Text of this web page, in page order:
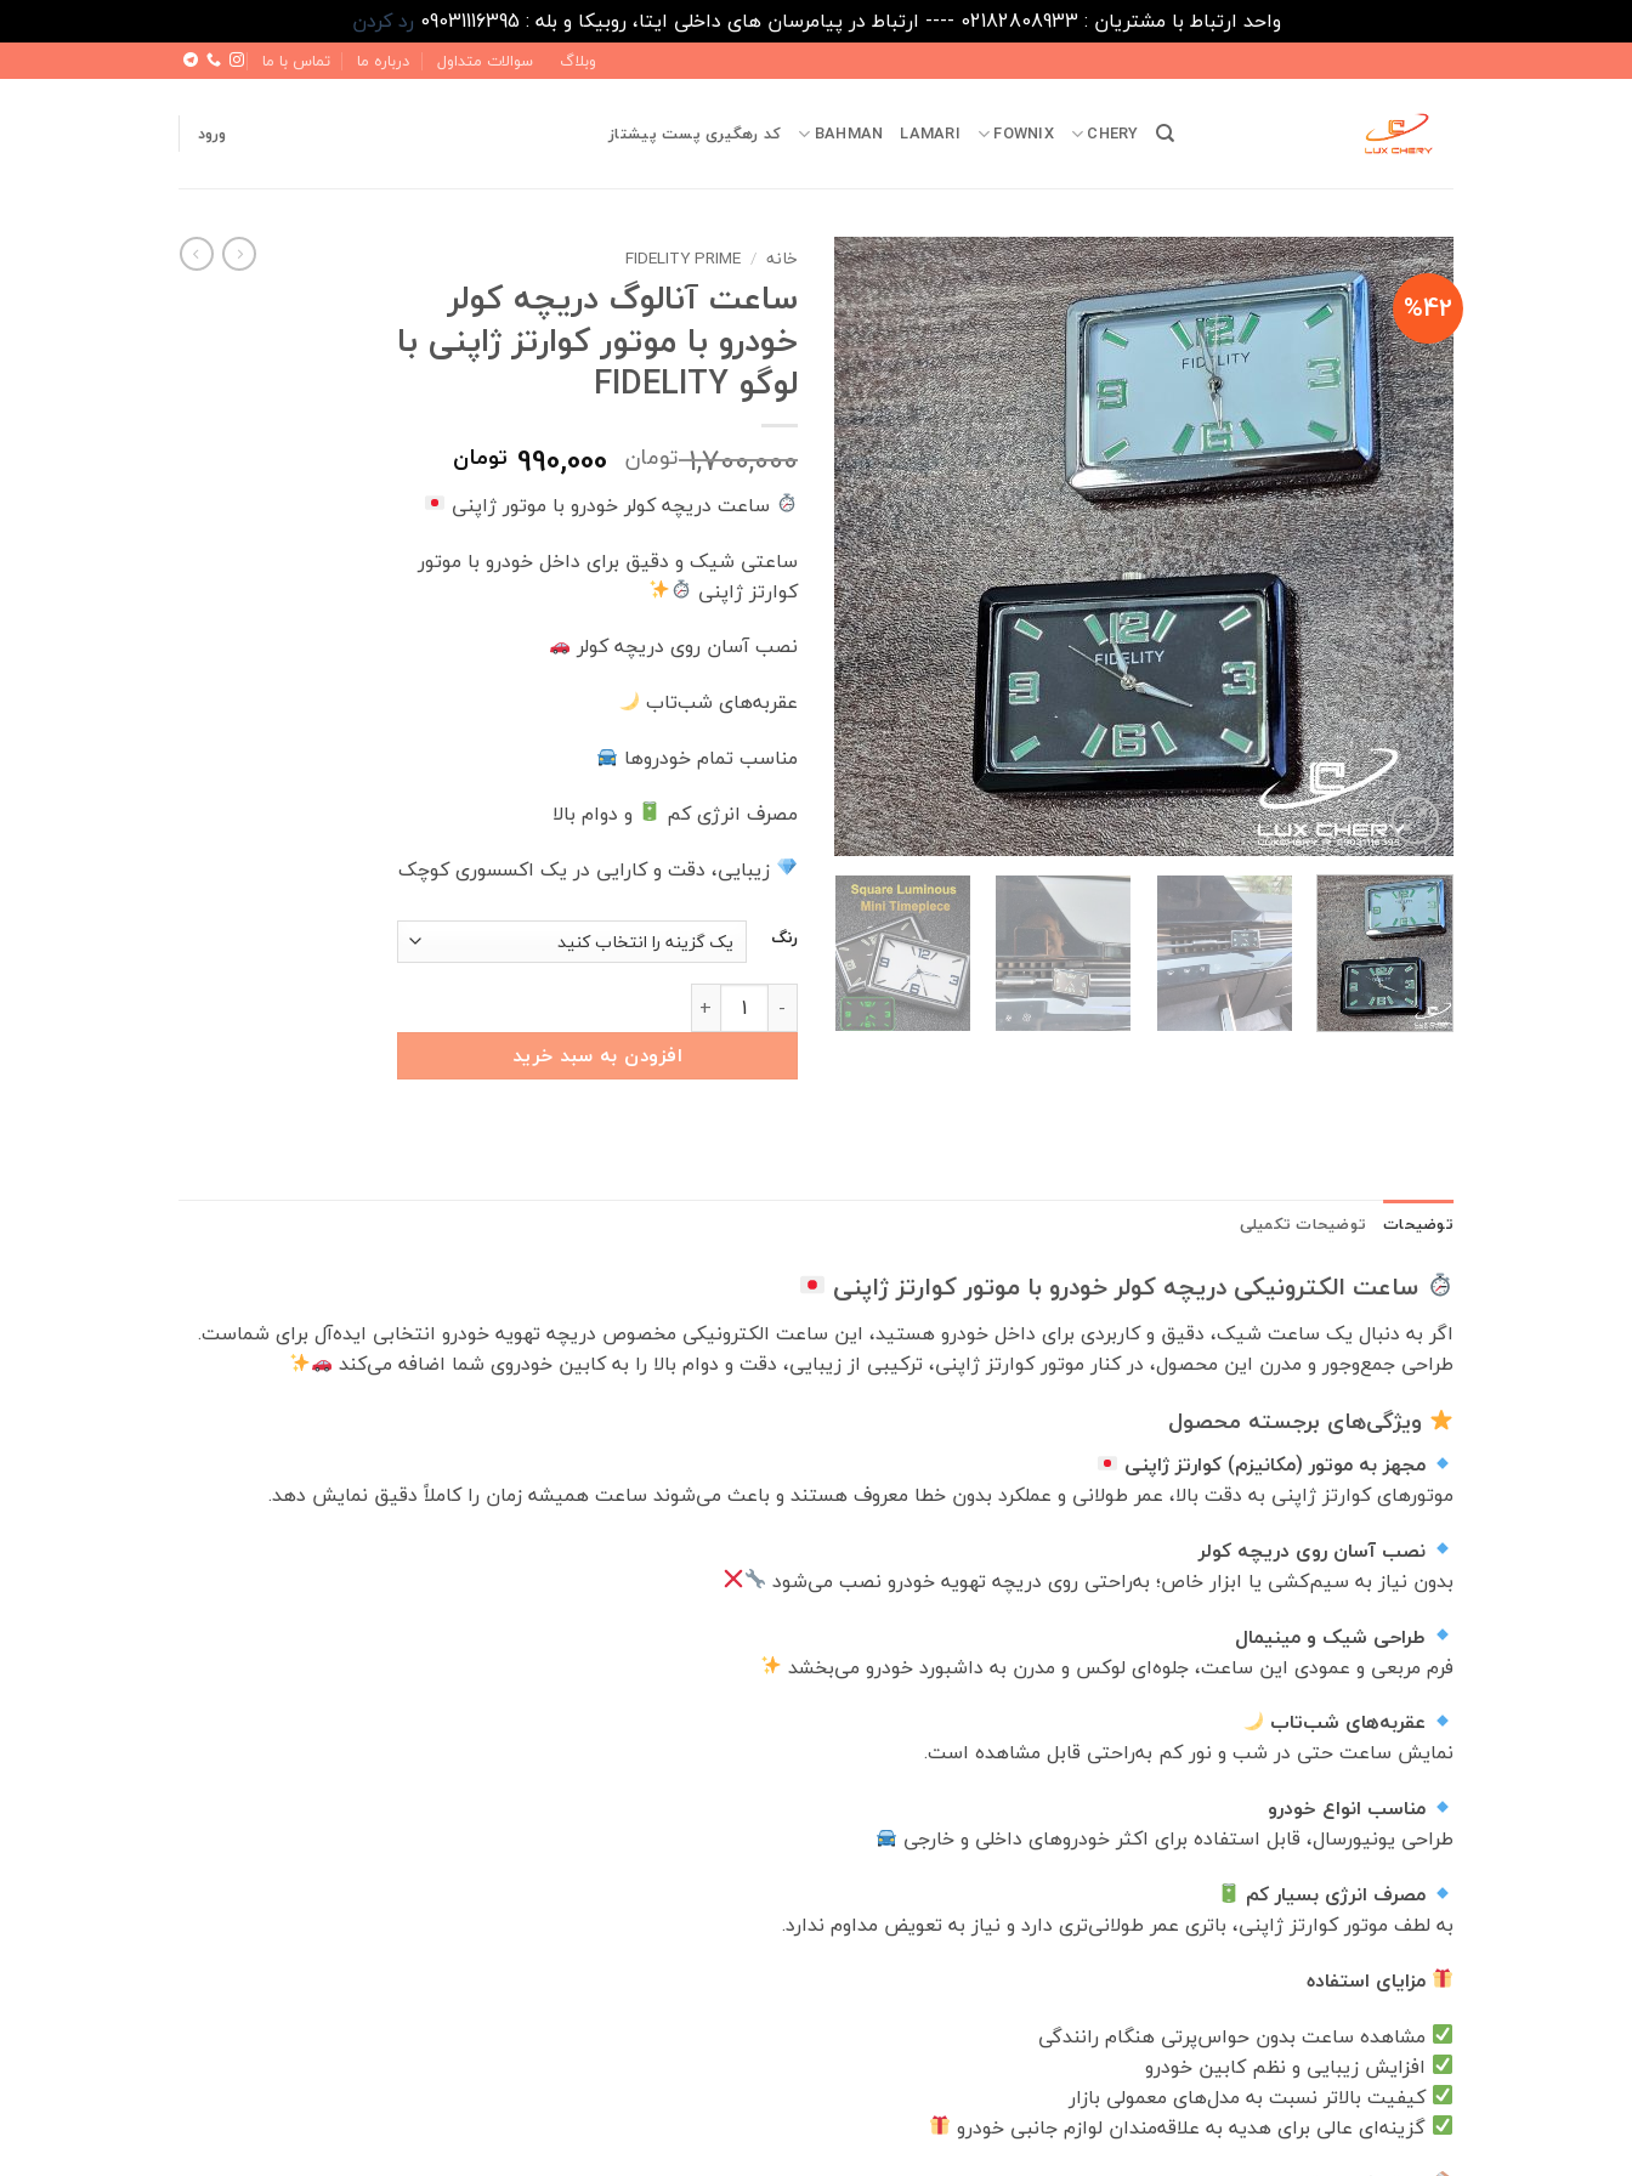
واحد ارتباط با مشتریان : 02182808933 ---- ارتباط در پیامرسان های داخلی ایتا، روبیکا و بله : 09031116395
رد کردن
to
وبلاگ سوالات متداول درباره ما تماس با ما
CHERY
FOWNIX
LAMARI
BAHMAN کد رهگیری پست پیشتاز ورود
%42
خانه /
FIDELITY PRIME
ساعت آنالوگ دریچه کولر
خودرو با موتور کوارتز ژاپنی با
لوگو FIDELITY
1,700,000 تومان قیمت
اصلی
1,700,000 تومان
بود.
990,000 تومان
فعلی
است.
ساعت دریچه کولر خودرو با موتور ژاپنی
ساعتی شیک و دقیق برای داخل خودرو با موتور
کوارتز ژاپنی
نصب آسان روی دریچه کولر
عقربه‌های شب‌تاب
مناسب تمام خودروها
مصرف انرژی کم
و دوام بالا
زیبایی، دقت و کارایی در یک اکسسوری کوچک
رنگ
ساعت آنالوگ دریچه کولر خودرو با موتور کوارتز ژاپنی با لوگو FIDELITY عدد
افزودن به سبد خرید
توضیحات توضیحات تکمیلی
ساعت الکترونیکی دریچه کولر خودرو با موتور کوارتز ژاپنی
اگر به دنبال یک ساعت شیک، دقیق و کاربردی برای داخل خودرو هستید، این ساعت الکترونیکی مخصوص دریچه تهویه خودرو انتخابی ایده‌آل برای شماست.
طراحی جمع‌وجور و مدرن این محصول، در کنار موتور کوارتز ژاپنی، ترکیبی از زیبایی، دقت و دوام بالا را به کابین خودروی شما اضافه می‌کند
ویژگی‌های برجسته محصول
مجهز به موتور (مکانیزم) کوارتز ژاپنی
موتورهای کوارتز ژاپنی به دقت بالا، عمر طولانی و عملکرد بدون خطا معروف هستند و باعث می‌شوند ساعت همیشه زمان را کاملاً دقیق نمایش دهد.
نصب آسان روی دریچه کولر
بدون نیاز به سیم‌کشی یا ابزار خاص؛ به‌راحتی روی دریچه تهویه خودرو نصب می‌شود
طراحی شیک و مینیمال
فرم مربعی و عمودی این ساعت، جلوه‌ای لوکس و مدرن به داشبورد خودرو می‌بخشد
عقربه‌های شب‌تاب
نمایش ساعت حتی در شب و نور کم به‌راحتی قابل مشاهده است.
مناسب انواع خودرو
طراحی یونیورسال، قابل استفاده برای اکثر خودروهای داخلی و خارجی
مصرف انرژی بسیار کم
به لطف موتور کوارتز ژاپنی، باتری عمر طولانی‌تری دارد و نیاز به تعویض مداوم ندارد.
مزایای استفاده
مشاهده ساعت بدون حواس‌پرتی هنگام رانندگی
افزایش زیبایی و نظم کابین خودرو
کیفیت بالاتر نسبت به مدل‌های معمولی بازار
گزینه‌ای عالی برای هدیه به علاقه‌مندان لوازم جانبی خودرو